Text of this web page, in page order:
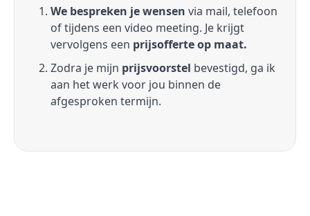
We bespreken je wensen via mail, telefoon
of tijdens een video meeting. Je krijgt
vervolgens een prijsofferte op maat.
Zodra je mijn prijsvoorstel bevestigd, ga ik
aan het werk voor jou binnen de
afgesproken termijn.